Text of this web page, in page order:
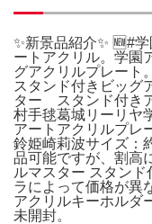
✨新景品紹介✨ 🆕#
ートアクリル。学園
グアクリルプレート
スタンド付きビッグ
ター スタンド付き
村手毬葛城リーリヤ
アートアクリルプレ
鈴姫崎莉波サイズ：
品可能ですが、割高
ルマスター スタン
ラによって価格が異
アクリルキーホルダ
未開封。